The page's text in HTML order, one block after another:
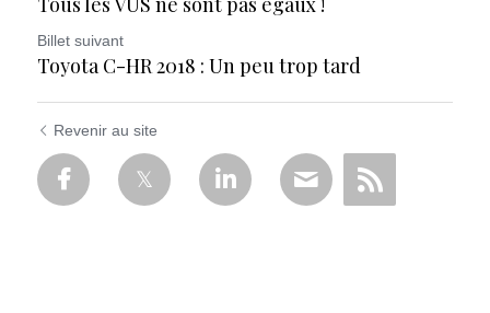
Billet suivant
Toyota C-HR 2018 : Un peu trop tard
Revenir au site